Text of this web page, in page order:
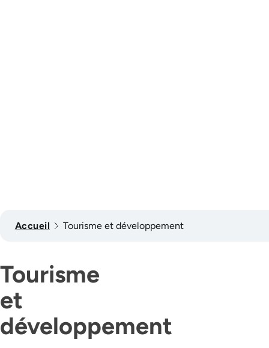
Accueil Tourisme et développement
Tourisme
et
développement